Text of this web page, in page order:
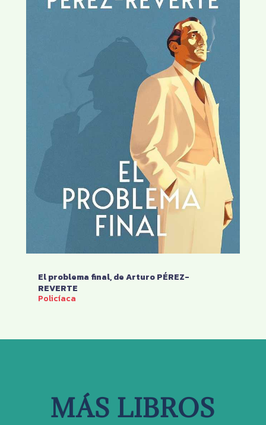
El problema final, de Arturo PÉREZ-
REVERTE
Policíaca
MÁS LIBROS